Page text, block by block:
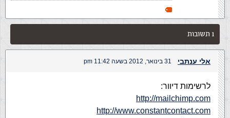
1 תשובות
אלי ענתבי 31 בינואר, 2012 בשעה 11:42 pm
לרשימות דיוור:
http://mailchimp.com
http://www.constantcontact.com